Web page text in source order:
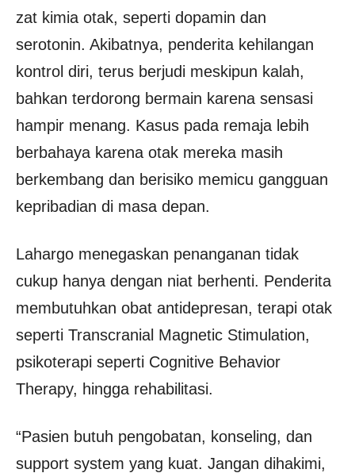
zat kimia otak, seperti dopamin dan
serotonin. Akibatnya, penderita kehilangan
kontrol diri, terus berjudi meskipun kalah,
bahkan terdorong bermain karena sensasi
hampir menang. Kasus pada remaja lebih
berbahaya karena otak mereka masih
berkembang dan berisiko memicu gangguan
kepribadian di masa depan.
Lahargo menegaskan penanganan tidak
cukup hanya dengan niat berhenti. Penderita
membutuhkan obat antidepresan, terapi otak
seperti Transcranial Magnetic Stimulation,
psikoterapi seperti Cognitive Behavior
Therapy, hingga rehabilitasi.
“Pasien butuh pengobatan, konseling, dan
support system yang kuat. Jangan dihakimi,